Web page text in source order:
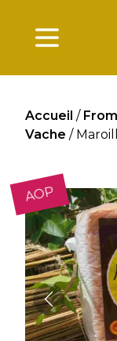
Ouverture
Accueil /
Vache /
AOP